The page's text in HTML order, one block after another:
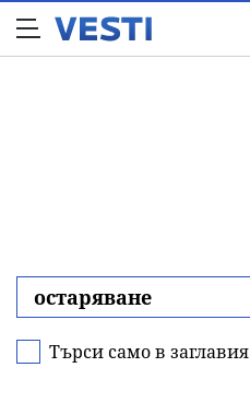
Търси само в заглавия